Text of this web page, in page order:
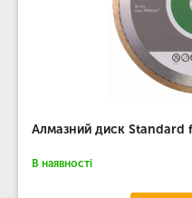
Алмазний диск
В наявності